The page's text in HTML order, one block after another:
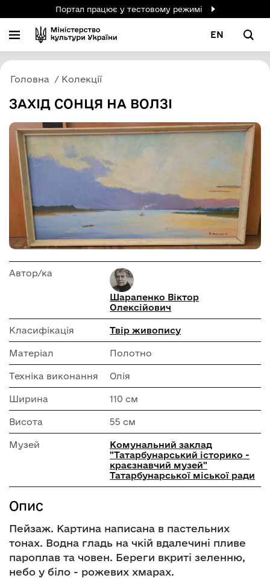
Портал працює у тестовому режимі
EN
Головна Колекції
ЗАХІД СОНЦЯ НА ВОЛЗІ
Автор/ка
Шарапенко Віктор
Олексійович
Класифікація Твір живопису
Матеріал Полотно
Техніка виконання Олія
Ширина 110 см
Висота 55 см
Музей
Комунальний заклад
"Татарбунарський історико -
краєзнавчий музей"
Татарбунарської міської ради
Опис
Пейзаж. Картина написана в пастельних
тонах. Водна гладь на чкій вдалечині пливе
пароплав та човен. Береги вкриті зеленню,
небо у біло - рожевих хмарах.